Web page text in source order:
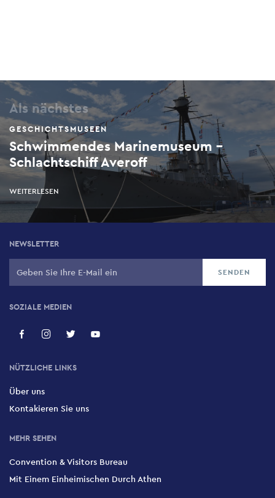
Als nächstes
GESCHICHTSMUSEEN
Schwimmendes Marinemuseum -
Schlachtschiff Averoff
WEITERLESEN
NEWSLETTER
SOZIALE MEDIEN
NÜTZLICHE LINKS
Über uns
Kontakieren Sie uns
MEHR SEHEN
Convention & Visitors Bureau
Mit Einem Einheimischen Durch Athen